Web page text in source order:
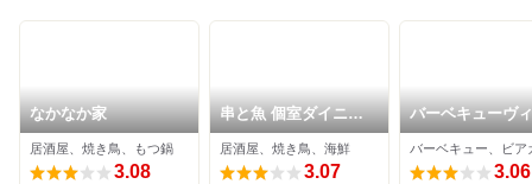
なかなか家
居酒屋、焼き鳥、もつ鍋
3.08
串と魚 個室ダイニン
グ 土竜
居酒屋、焼き鳥、海鮮
3.07
バーベキューヴ
ジ ぶどうの樹
fukuoka
3.06